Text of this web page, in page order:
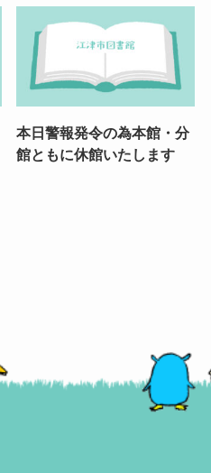
本日警報発令の為本館・分
館ともに休館いたします